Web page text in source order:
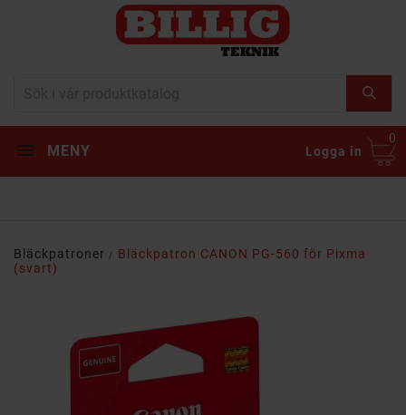
MENY Logga in
0
Bläckpatroner
Bläckpatron CANON PG-560 för Pixma
(svart)